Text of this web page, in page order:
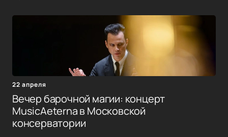
22 апреля
Вечер барочной магии: концерт
MusicAeterna в Московской
консерватории